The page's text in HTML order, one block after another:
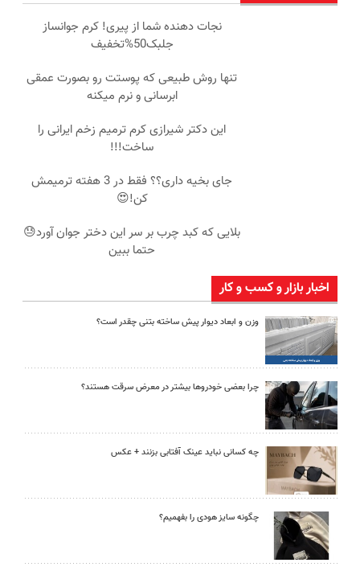
نجات دهنده شما از پیری! کرم جوانساز
جلبک50%تخفیف
تنها روش طبیعی که پوستت رو بصورت عمقی
ابرسانی و نرم میکنه
این دکتر شیرازی کرم ترمیم زخم ایرانی را
ساخت!!!
جای بخیه داری؟؟ فقط در 3 هفته ترمیمش
کن!😍
بلایی که کبد چرب بر سر این دختر جوان آورد😓
حتما ببین
اخبار بازار و کسب و کار
وزن و ابعاد دیوار پیش ساخته بتنی چقدر است؟
چرا بعضی خودروها بیشتر در معرض سرقت هستند؟
چه کسانی نباید عینک آفتابی بزنند + عکس
چگونه سایز هودی را بفهمیم؟